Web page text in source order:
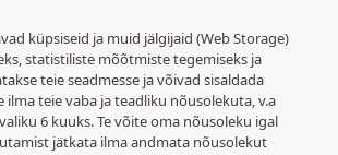
küpsiseid ja muid jälgijaid (Web Storage)
statistiliste mõõtmiste tegemiseks ja
teie seadmesse ja võivad sisaldada
teie vaba ja teadliku nõusolekuta, v.a
6 kuuks. Te võite oma nõusoleku igal
jätkata ilma andmata nõusolekut